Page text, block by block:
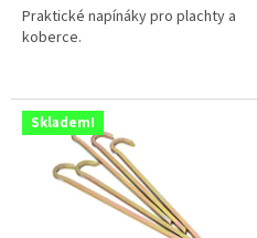
Praktické napínáky pro plachty a
koberce.
Skladem!